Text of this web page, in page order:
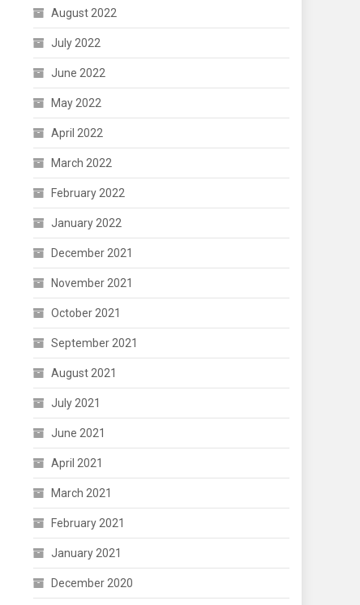
August 2022
July 2022
June 2022
May 2022
April 2022
March 2022
February 2022
January 2022
December 2021
November 2021
October 2021
September 2021
August 2021
July 2021
June 2021
April 2021
March 2021
February 2021
January 2021
December 2020